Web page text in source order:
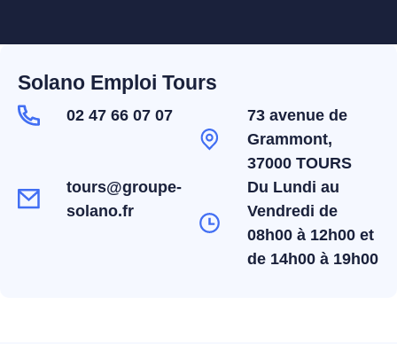
Solano Emploi Tours
02 47 66 07 07
73 avenue de
Grammont,
37000 TOURS
tours@groupe-
solano.fr
Du Lundi au
Vendredi de
08h00 à 12h00 et
de 14h00 à 19h00